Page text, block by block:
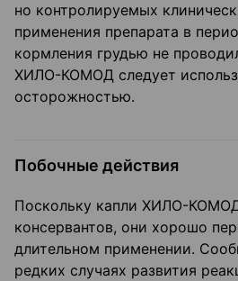
но контролируемых
применения препарата в
кормления грудью не
ХИЛО-КОМОД следует
осторожностью.
Побочные действия
Поскольку капли ХИЛО-
консервантов, они хорошо
длительном применении.
редких случаях развития